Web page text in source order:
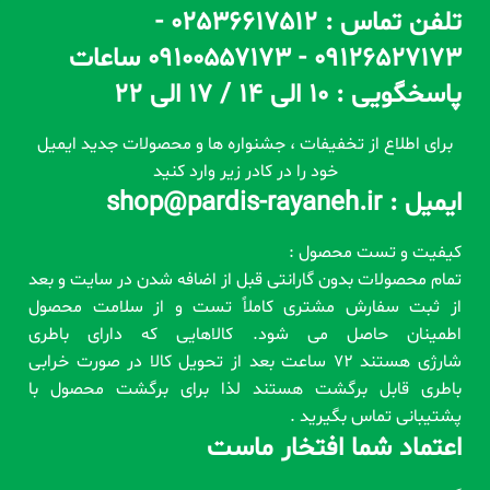
تلفن تماس : 02536617512 -
09126527173 - 09100557173 ساعات
پاسخگویی : 10 الی 14 / 17 الی 22
برای اطلاع از تخفیفات ، جشنواره ها و محصولات جدید ایمیل
خود را در کادر زیر وارد کنید
ایمیل : shop@pardis-rayaneh.ir
کیفیت و تست محصول :
تمام محصولات بدون گارانتی قبل از اضافه شدن در سایت و بعد
از ثبت سفارش مشتری کاملاً تست و از سلامت محصول
اطمینان حاصل می شود. کالاهایی که دارای باطری
شارژی هستند 72 ساعت بعد از تحویل کالا در صورت خرابی
باطری قابل برگشت هستند لذا برای برگشت محصول با
پشتیبانی تماس بگیرید .
اعتماد شما افتخار ماست